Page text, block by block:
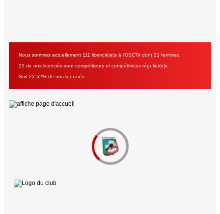
Nous sommes actuellement 111 licencié(e)s à l'USCTir dont 21 femmes.
25 de nos licenciés sont compétiteurs et compétitrices régulier(e)s.
Soit 22.52% de nos licenciés.